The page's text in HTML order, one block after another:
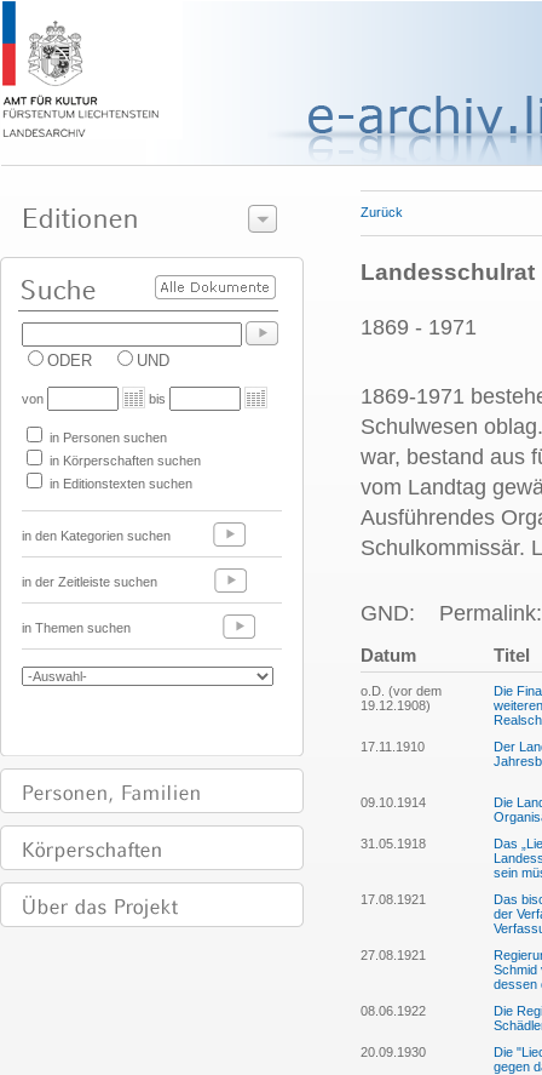
ODER UND
von bis
in Personen suchen
in Körperschaften suchen
in Editionstexten suchen
in den Kategorien suchen
in der Zeitleiste suchen
in Themen suchen
Zurück
Landesschulrat
1869 - 1971
1869-1971
Schulwesen
war, bestand aus
vom Landtag
Ausführendes
Schulkommissär.
GND:
Datum Titel
o.D. (vor dem
19.12.1908)
Die
17.11.1910
Der
09.10.1914
Die
31.05.1918
Das
sein
17.08.1921
Das
der
27.08.1921
Schmid
dessen
08.06.1922
Die
20.09.1930
Die
gegen